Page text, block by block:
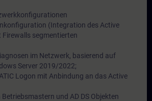
(Integration des Active
Firewalls segmentierten
im Netzwerk, basierend auf
Server 2019/2022;
Logon mit Anbindung an das Active
und AD DS Objekten